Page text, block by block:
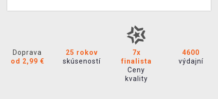
Doprava
od 2,99 €
25 rokov
skúseností
7x
finalista
Ceny
kvality
4600
výdajní